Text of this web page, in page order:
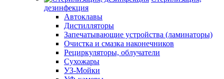
дезинфекция
Автоклавы
Дистилляторы
Запечатывающие устройства (ламинаторы)
Очистка и смазка наконечников
Рециркуляторы, облучатели
Сухожары
УЗ-Мойки